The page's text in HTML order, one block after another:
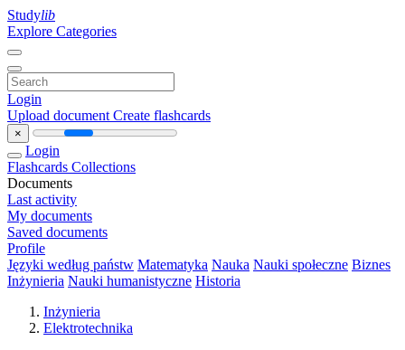
Studylib
Explore Categories
Login
Upload document Create flashcards
×
Login
Flashcards Collections
Documents
Last activity
My documents
Saved documents
Profile
Języki według państw Matematyka Nauka Nauki społeczne Biznes
Inżynieria Nauki humanistyczne Historia
Inżynieria
Elektrotechnika